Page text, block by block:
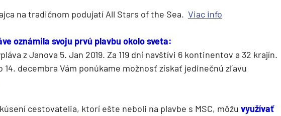
na tradičnom podujatí All Stars of the Sea. Viac info
oznámila svoju prvú plavbu okolo sveta:
z Janova 5. Jan 2019. Za 119 dní navštívi 6 kontinentov a 32 krajín.
14. decembra Vám ponúkame možnosť získať jedinečnú zľavu
cestovatelia, ktorí ešte neboli na plavbe s MSC, môžu využívať